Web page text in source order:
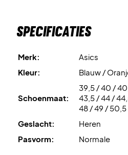
comfort biedt.
DYNALACING™
verbetert de
is de PU-versterking
voor duurzaamheid en
AHARPLUS™
is het slijtvaste
buitenzool dat uitstekende grip
Specificaties
Merk:
Asics
Kleur:
Blauw /
Schoenmaat:
39,5 / 40 /
43,5 / 44 /
48 / 49 / 50,5
Geslacht:
Heren
Pasvorm:
Normale